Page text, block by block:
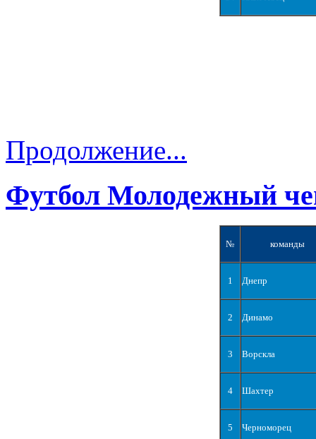
Продолжение...
Футбол Молодежный
№ команды
1 Днепр
2 Динамо
3 Ворскла
4 Шахтер
5 Черноморец